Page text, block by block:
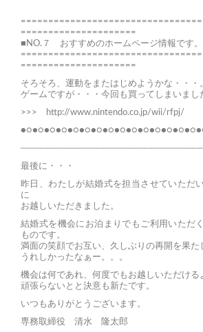
=====================
■NO.７ おすすめのホームページ情報です。
=====================
そろそろ、運動をまたはじめようかな・・・
ゲームですが・・・今回も買ってしまいまし
>>>
http://www.nintendo.co.jp/wii/rfpj/
最後に・・・
昨日、わたしが結婚式を担当させていただ
に
お越しいただきました。
結婚式を機会にお泊まりでもご利用いただ
ものです。
満面の笑顔でお互い、久しぶりの再開を果た
うれしかったなぁー。。。
機会は何であれ、何度でもお越しいただける
頑張らないとと決意も新たです。
いつもありがとうございます。
専務取締役 清水 隆太郎